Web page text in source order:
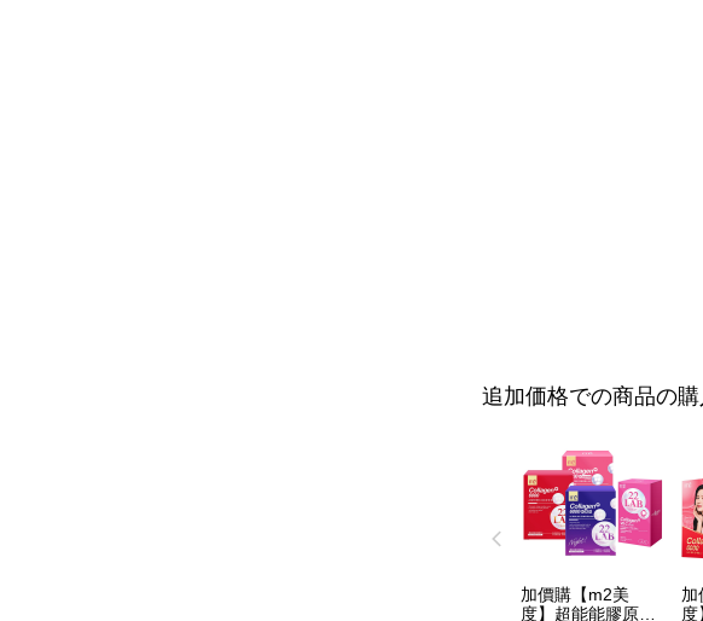
追加価格での商品の
加價購【m2美
度】超能能膠原飲
加
度